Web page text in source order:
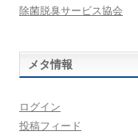
除菌脱臭サービス協会
メタ情報
ログイン
投稿フィード